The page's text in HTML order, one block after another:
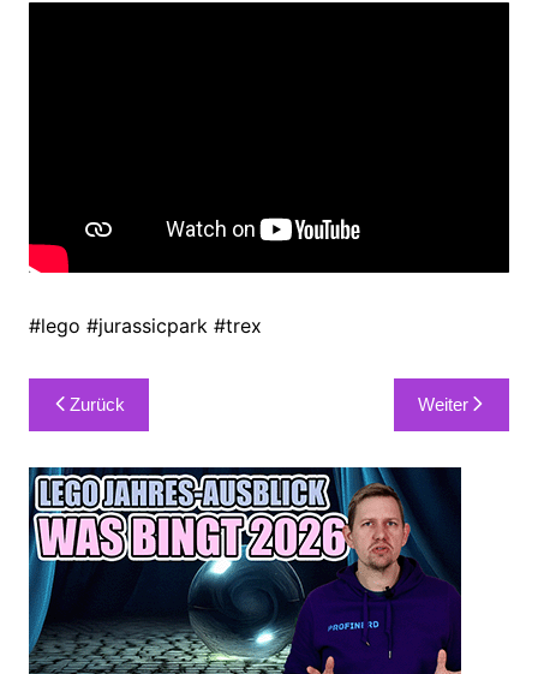
#lego #jurassicpark #trex
Beitragsnavigation
Zurück Weiter